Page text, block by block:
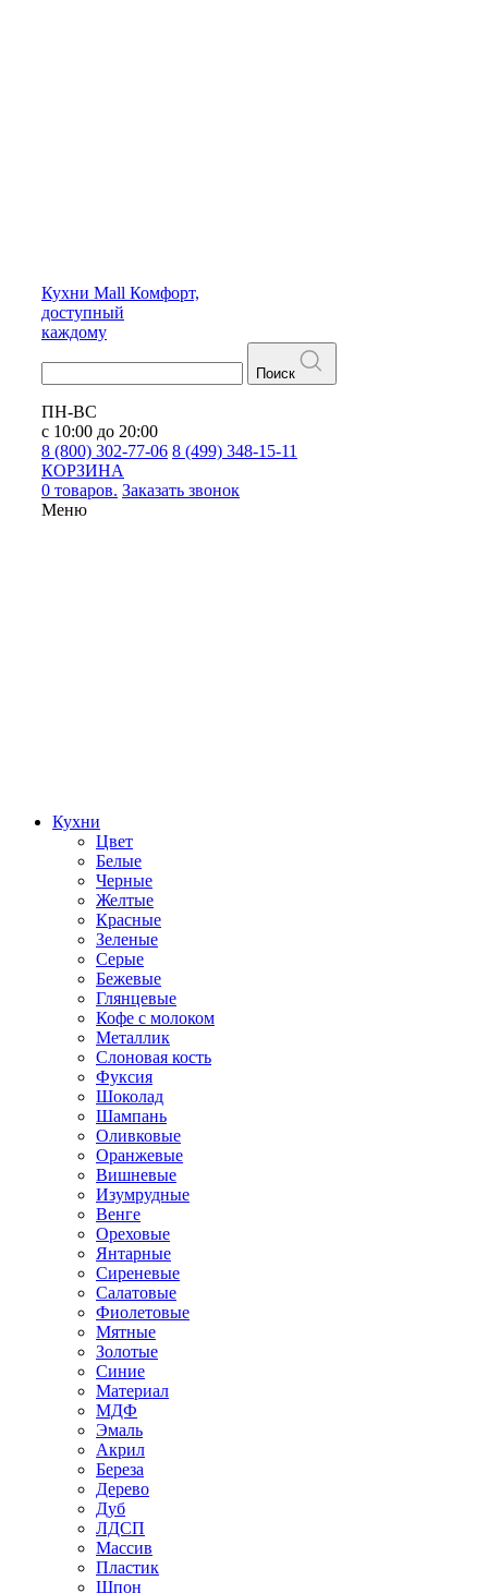
Кухни Mall Комфорт,
доступный
каждому
Поиск
ПН-ВС
с 10:00 до 20:00
8 (800) 302-77-06 8 (499) 348-15-11
КОРЗИНА
0 товаров. Заказать звонок
Меню
Кухни
Цвет
Белые
Черные
Желтые
Красные
Зеленые
Серые
Бежевые
Глянцевые
Кофе с молоком
Металлик
Слоновая кость
Фуксия
Шоколад
Шампань
Оливковые
Оранжевые
Вишневые
Изумрудные
Венге
Ореховые
Янтарные
Сиреневые
Салатовые
Фиолетовые
Мятные
Золотые
Синие
Материал
МДФ
Эмаль
Акрил
Береза
Дерево
Дуб
ЛДСП
Массив
Пластик
Шпон